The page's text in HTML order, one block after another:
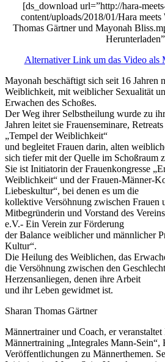
[ds_download url=”http://hara-
content/uploads/2018/01/Hara
Thomas Gärtner und Mayonah
Alternativer Link um das Video als
Mayonah beschäftigt sich seit 16 Jahren
Weiblichkeit, mit weiblicher Sexualität
Erwachen des Schoßes.
Der Weg ihrer Selbstheilung wurde zu
Jahren leitet sie Frauenseminare,
„Tempel der Weiblichkeit“
und begleitet Frauen darin, alten
sich tiefer mit der Quelle im Schoßraum
Sie ist Initiatorin der Frauenkongresse
Weiblichkeit“ und der Frauen-Männer-
Liebeskultur“, bei denen es um die
kollektive Versöhnung zwischen Frauen
Mitbegründerin und Vorstand des
e.V.- Ein Verein zur Förderung
der Balance weiblicher und männlicher
Kultur“.
Die Heilung des Weiblichen, das
die Versöhnung zwischen den
Herzensanliegen, denen ihre Arbeit
und ihr Leben gewidmet ist.
Sharan Thomas Gärtner
Männertrainer und Coach, er
Männertraining „Integrales Mann-Sein“,
Veröffentlichungen zu Männerthemen.